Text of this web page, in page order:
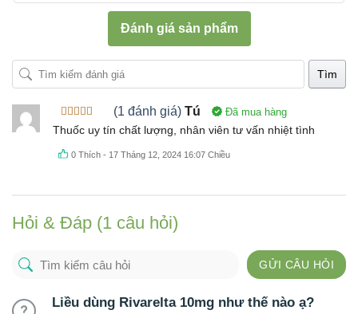
Đánh giá sản phẩm
Tìm
Được xếp
hạng 55
sao
(1 đánh giá) Tú Đã mua hàng
Thuốc uy tín chất lượng, nhân viên tư vấn nhiệt tình
0 Thích - 17 Tháng 12, 2024 16:07 Chiều
Hỏi & Đáp (1 câu hỏi)
GỬI CÂU HỎI
Liều dùng Rivarelta 10mg như thế nào ạ?